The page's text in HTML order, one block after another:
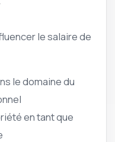
le salaire de
le domaine du
en tant que